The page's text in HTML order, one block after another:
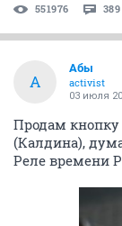
551976 389
А
Абы
activist
03 июля
Продам кнопку
(Калдина),
Реле времени